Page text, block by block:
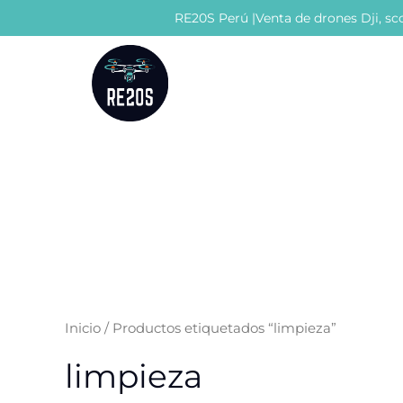
al
RE20S Perú |Venta de drones Dji,
Inicio / Productos etiquetados “limpieza”
limpieza